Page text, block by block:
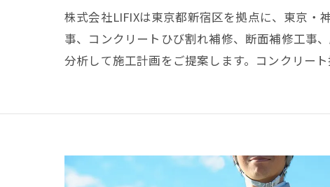
株式会社LIFIXは東京都新宿区を拠点に、東京・
事、コンクリートひび割れ補修、断面補修工事
分析して施工計画をご提案します。コンクリー